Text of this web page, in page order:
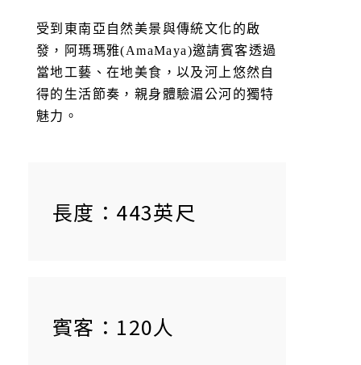
受到東南亞自然美景與傳統文化的啟
發，阿瑪瑪雅(AmaMaya)邀請賓客透過
當地工藝、在地美食，以及河上悠然自
得的生活節奏，親身體驗湄公河的獨特
魅力。
長度：443英尺
賓客：120人